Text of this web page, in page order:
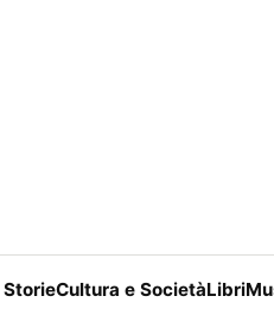
Cultura e SocietàLibri